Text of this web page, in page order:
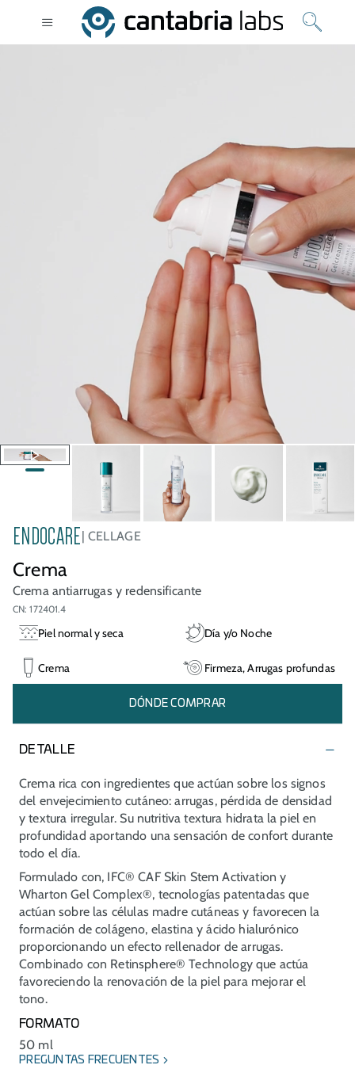
ENDOCARE CELLAGE
Crema
Crema antiarrugas y redensificante
CN: 172401.4
Piel normal y seca Día y/o Noche
Crema Firmeza, Arrugas profundas
DÓNDE COMPRAR
DETALLE
Crema rica con ingredientes que actúan sobre los signos
del envejecimiento cutáneo: arrugas, pérdida de densidad
y textura irregular. Su nutritiva textura hidrata la piel en
profundidad aportando una sensación de confort durante
todo el día.
Formulado con, IFC® CAF Skin Stem Activation y
Wharton Gel Complex®, tecnologías patentadas que
actúan sobre las células madre cutáneas y favorecen la
formación de colágeno, elastina y ácido hialurónico
proporcionando un efecto rellenador de arrugas.
Combinado con Retinsphere® Technology que actúa
favoreciendo la renovación de la piel para mejorar el
tono.
FORMATO
50 ml
PREGUNTAS FRECUENTES